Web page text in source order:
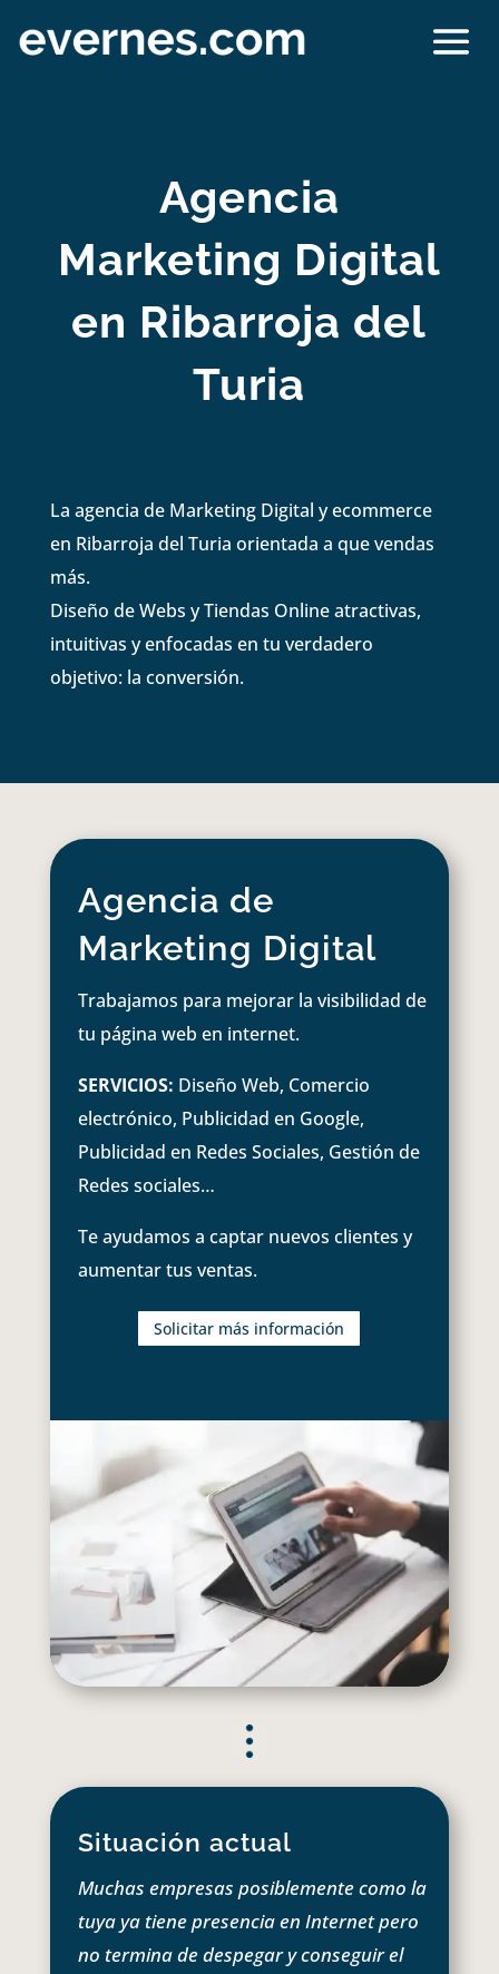
Agencia
Marketing Digital
en Ribarroja del
Turia
La agencia de Marketing Digital y ecommerce
en Ribarroja del Turia orientada a que vendas
más.
Diseño de Webs y Tiendas Online atractivas,
intuitivas y enfocadas en tu verdadero
objetivo: la conversión.
Agencia de
Marketing Digital
Trabajamos para mejorar la visibilidad de
tu página web en internet.
SERVICIOS: Diseño Web, Comercio
electrónico, Publicidad en Google,
Publicidad en Redes Sociales, Gestión de
Redes sociales…
Te ayudamos a captar nuevos clientes y
aumentar tus ventas.
Solicitar más información
Situación actual
Muchas empresas posiblemente como la
tuya ya tiene presencia en Internet pero
no termina de despegar y conseguir el